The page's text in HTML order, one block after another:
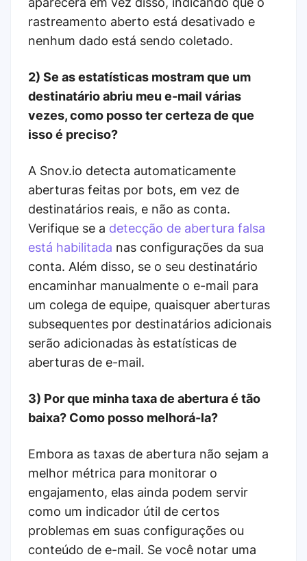
rastreamento aberto está desativado e
nenhum dado está sendo coletado.
2) Se as estatísticas mostram que um
destinatário abriu meu e-mail várias
vezes, como posso ter certeza de que
isso é preciso?
A Snov.io detecta automaticamente
aberturas feitas por bots, em vez de
destinatários reais, e não as conta.
Verifique se a detecção de abertura falsa
está habilitada nas configurações da sua
conta. Além disso, se o seu destinatário
encaminhar manualmente o e-mail para
um colega de equipe, quaisquer aberturas
subsequentes por destinatários adicionais
serão adicionadas às estatísticas de
aberturas de e-mail.
3) Por que minha taxa de abertura é tão
baixa? Como posso melhorá-la?
Embora as taxas de abertura não sejam a
melhor métrica para monitorar o
engajamento, elas ainda podem servir
como um indicador útil de certos
problemas em suas configurações ou
conteúdo de e-mail. Se você notar uma